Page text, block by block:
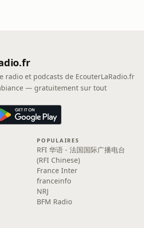
radio et podcasts de EcouterLaRadio.fr
— gratuitement sur tout
POPULAIRES
RFI 华语 - 法国国际广播电台
(RFI Chinese)
France Inter
franceinfo
NRJ
BFM Radio